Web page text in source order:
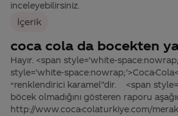
inceleyebilirsiniz.
İçerik
coca cola da bocekten
Hayır. <span style='white-
style='white-space:nowrap;'>Coca-
“renklendirici karamel”dir. <span
böcek olmadığını gösteren raporu
http://www.coca-colaturkiye.com/